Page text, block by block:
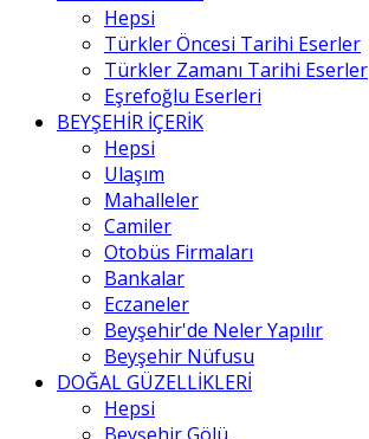
Hepsi
Türkler Öncesi Tarihi Eserler
Türkler Zamanı Tarihi Eserler
Eşrefoğlu Eserleri
BEYŞEHİR İÇERİK
Hepsi
Ulaşım
Mahalleler
Camiler
Otobüs Firmaları
Bankalar
Eczaneler
Beyşehir'de Neler Yapılır
Beyşehir Nüfusu
DOĞAL GÜZELLİKLERİ
Hepsi